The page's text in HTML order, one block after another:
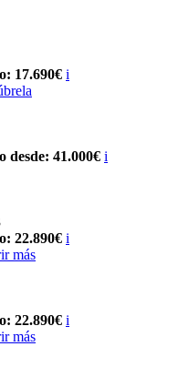
17.690€ i
desde: 41.000€ i
22.890€ i
más
22.890€ i
más